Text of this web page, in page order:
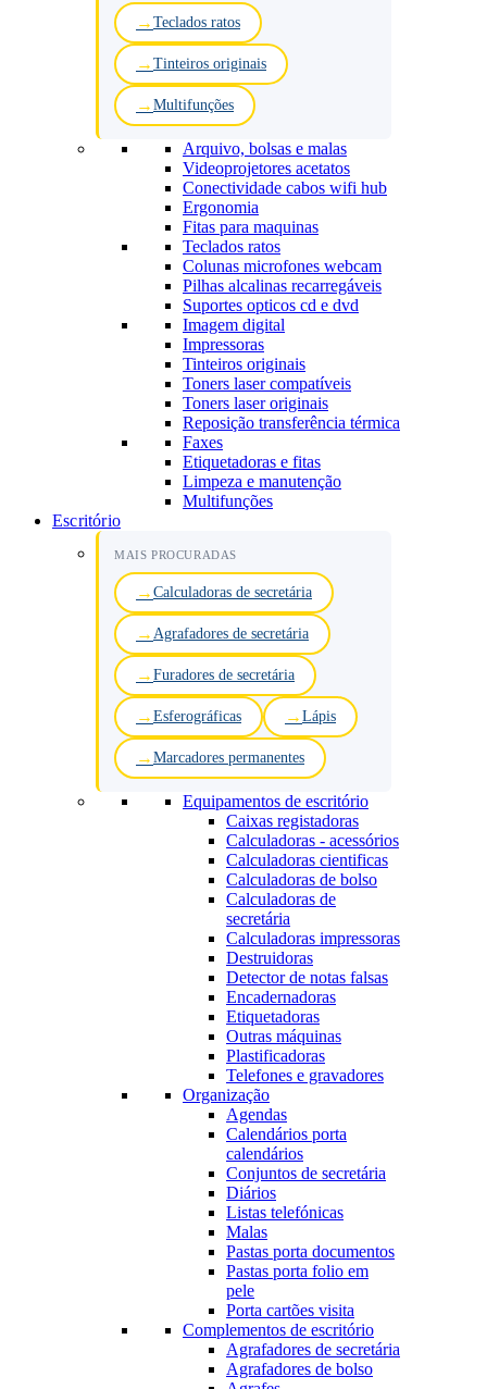
Teclados ratos
Tinteiros originais
Multifunções
Arquivo, bolsas e malas
Videoprojetores acetatos
Conectividade cabos wifi hub
Ergonomia
Fitas para maquinas
Teclados ratos
Colunas microfones webcam
Pilhas alcalinas recarregáveis
Suportes opticos cd e dvd
Imagem digital
Impressoras
Tinteiros originais
Toners laser compatíveis
Toners laser originais
Reposição transferência térmica
Faxes
Etiquetadoras e fitas
Limpeza e manutenção
Multifunções
Escritório
MAIS PROCURADAS
Calculadoras de secretária
Agrafadores de secretária
Furadores de secretária
Esferográficas Lápis
Marcadores permanentes
Equipamentos de escritório
Caixas registadoras
Calculadoras - acessórios
Calculadoras cientificas
Calculadoras de bolso
Calculadoras de
secretária
Calculadoras impressoras
Destruidoras
Detector de notas falsas
Encadernadoras
Etiquetadoras
Outras máquinas
Plastificadoras
Telefones e gravadores
Organização
Agendas
Calendários porta
calendários
Conjuntos de secretária
Diários
Listas telefónicas
Malas
Pastas porta documentos
Pastas porta folio em
pele
Porta cartões visita
Complementos de escritório
Agrafadores de secretária
Agrafadores de bolso